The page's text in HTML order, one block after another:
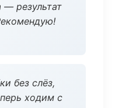
— результат
без слёз,
ходим с